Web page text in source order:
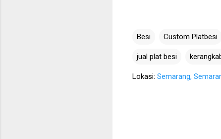
Besi Custom Platbesi
jual plat besi
Lokasi: Semarang,